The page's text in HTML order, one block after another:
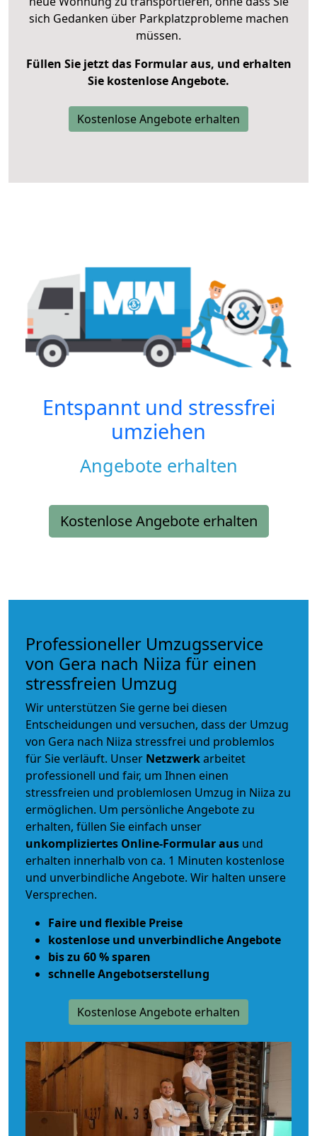
sich Gedanken über Parkplatzprobleme machen
müssen.
Füllen Sie jetzt das Formular aus, und erhalten
Sie kostenlose Angebote.
Kostenlose Angebote erhalten
Entspannt und stressfrei
umziehen
Angebote erhalten
Kostenlose Angebote erhalten
Professioneller Umzugsservice
von Gera nach Niiza für einen
stressfreien Umzug
Wir unterstützen Sie gerne bei diesen
Entscheidungen und versuchen, dass der Umzug
von Gera nach Niiza stressfrei und problemlos
für Sie verläuft. Unser Netzwerkarbeitet
professionell und fair, um Ihnen einen
stressfreien und problemlosen Umzug in Niiza zu
ermöglichen. Um persönliche Angebote zu
erhalten, füllen Sie einfach unser
unkompliziertes Online-Formular aus und
erhalten innerhalb von ca. 1 Minuten kostenlose
und unverbindliche Angebote. Wir halten unsere
Versprechen.
Faire und flexible Preise
kostenlose und unverbindliche Angebote
bis zu 60 % sparen
schnelle Angebotserstellung
Kostenlose Angebote erhalten